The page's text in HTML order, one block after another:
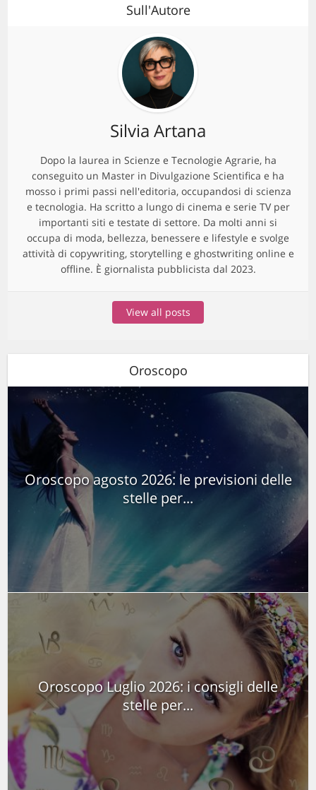
Sull'Autore
Silvia Artana
Dopo la laurea in Scienze e Tecnologie Agrarie, ha
conseguito un Master in Divulgazione Scientifica e ha
mosso i primi passi nell'editoria, occupandosi di scienza
e tecnologia. Ha scritto a lungo di cinema e serie TV per
importanti siti e testate di settore. Da molti anni si
occupa di moda, bellezza, benessere e lifestyle e svolge
attività di copywriting, storytelling e ghostwriting online e
offline. È giornalista pubblicista dal 2023.
View all posts
Oroscopo
Oroscopo agosto 2026: le previsioni delle
stelle per...
Oroscopo Luglio 2026: i consigli delle
stelle per...